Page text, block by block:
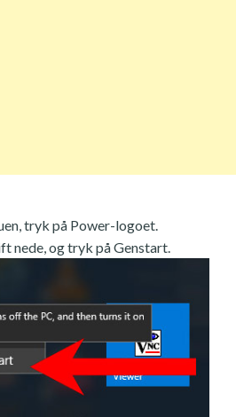
tryk på Power-logoet.
nede, og tryk på Genstart.